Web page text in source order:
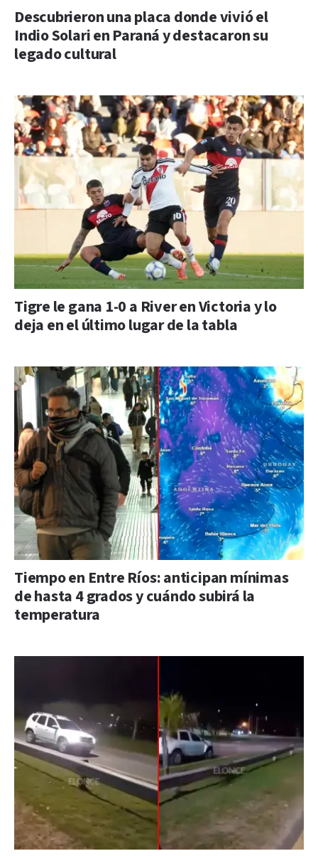
Descubrieron una placa donde vivió el
Indio Solari en Paraná y destacaron su
legado cultural
Tigre le gana 1-0 a River en Victoria y lo
deja en el último lugar de la tabla
Tiempo en Entre Ríos: anticipan mínimas
de hasta 4 grados y cuándo subirá la
temperatura